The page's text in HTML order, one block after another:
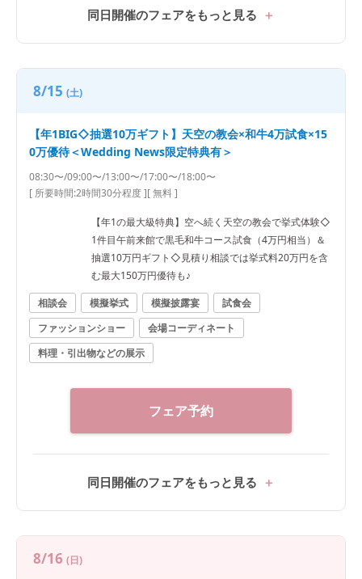
同日開催のフェアをもっと見る
8/15 (土)
【年1BIG◇抽選10万ギフト】天空の教会×和牛4万試食×15
0万優待＜Wedding News限定特典有＞
08:30〜/09:00〜/13:00〜/17:00〜/18:00〜
[ 所要時間:2時間30分程度][ 無料 ]
【年1の最大級特典】空へ続く天空の教会で挙式体験◇
1件目午前来館で黒毛和牛コース試食（4万円相当）＆
抽選10万円ギフト◇見積り相談では挙式料20万円を含
む最大150万円優待も♪
相談会
模擬挙式 模擬披露宴
試食会
ファッションショー
会場コーディネート
料理・引出物などの展示
フェア予約
同日開催のフェアをもっと見る
8/16 (日)